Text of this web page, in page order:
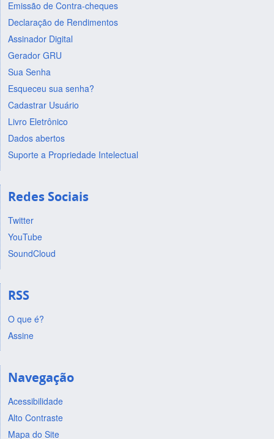
Emissão de Contra-cheques
Declaração de Rendimentos
Assinador Digital
Gerador GRU
Sua Senha
Esqueceu sua senha?
Cadastrar Usuário
Livro Eletrônico
Dados abertos
Suporte a Propriedade Intelectual
Redes Sociais
Twitter
YouTube
SoundCloud
RSS
O que é?
Assine
Navegação
Acessibilidade
Alto Contraste
Mapa do Site